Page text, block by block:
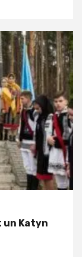
un Katyn